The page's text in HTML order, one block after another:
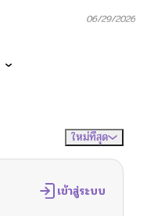
06/29/2026
ใหม่ที่สุด
เข้าสู่ระบบ